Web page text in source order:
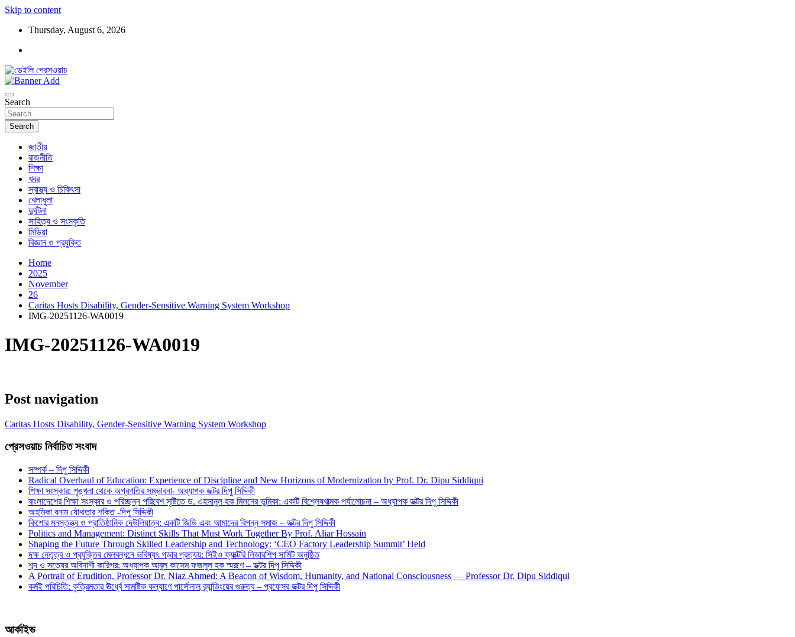
Skip to content
Thursday, August 6, 2026
ডেইলি প্রেসওয়াচ
Search
Search
জাতীয়
রাজনীতি
শিক্ষা
খবর
স্বাস্থ্য ও চিকিৎসা
খেলাধুলা
দুর্ঘটনা
সাহিত্য ও সংস্কৃতি
মিডিয়া
বিজ্ঞান ও প্রযুক্তি
Home
2025
November
26
Caritas Hosts Disability, Gender-Sensitive Warning System Workshop
IMG-20251126-WA0019
IMG-20251126-WA0019
Post navigation
Caritas Hosts Disability, Gender-Sensitive Warning System Workshop
প্রেসওয়াচ নির্বাচিত সংবাদ
সম্পর্ক – দিপু সিদ্দিকী
Radical Overhaul of Education: Experience of Discipline and New Horizons of Modernization by Prof. Dr. Dipu Siddiqui
শিক্ষা সংস্কার: শৃঙ্খলা থেকে অগ্রগতির সম্ভাবনা- অধ্যাপক ডক্টর দিপু সিদ্দিকী
বাংলাদেশের শিক্ষা সংস্কার ও পরিচ্ছন্ন পরিবেশ সৃষ্টিতে ড. এহসানুল হক মিলনের ভূমিকা: একটি বিশ্লেষণাত্মক পর্যালোচনা – অধ্যাপক ডক্টর দিপু সিদ্দিকী
অহমিকা বনাম যৌথতার শক্তি -দিপু সিদ্দিকী
কিশোর মনস্তত্ত্ব ও প্রাতিষ্ঠানিক দেউলিয়াত্ব: একটি জিডি এবং আমাদের বিপন্ন সমাজ – ডক্টর দিপু সিদ্দিকী
Politics and Management: Distinct Skills That Must Work Together By Prof. Aliar Hossain
Shaping the Future Through Skilled Leadership and Technology: ‘CEO Factory Leadership Summit’ Held
দক্ষ নেতৃত্ব ও প্রযুক্তির মেলবন্ধনে ভবিষ্যৎ গড়ার প্রত্যয়: সিইও ফ্যাক্টরি লিডারশিপ সামিট অনুষ্ঠিত
শব্দ ও সত্যের অবিনাশী কারিগর: অধ্যাপক আবুল কাসেম ফজলুল হক স্মরণে – ডক্টর দিপু সিদ্দিকী
A Portrait of Erudition, Professor Dr. Niaz Ahmed: A Beacon of Wisdom, Humanity, and National Consciousness — Professor Dr. Dipu Siddiqui
কর্মই পরিচিতি: কৃত্রিমতার ঊর্ধ্বে সামষ্টিক কল্যাণে পার্সোনাল ব্র্যান্ডিংয়ের গুরুত্ব – প্রফেসর ডক্টর দিপু সিদ্দিকী
আর্কাইভ